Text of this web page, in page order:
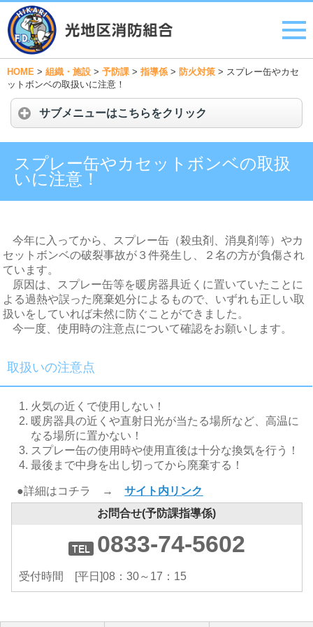
HOME > 組織・施設 > 予防課 > 指導係 > 防火対策 > スプレー缶やカセ
ットボンベの取扱いに注意！
サブメニューはこちらをクリック
スプレー缶やカセットボンベの取扱
いに注意！
今年に入ってから、スプレー缶（殺虫剤、消臭剤等）やカ
セットボンベの破裂事故が３件発生し、２名の方が負傷され
ています。
原因は、スプレー缶等を暖房器具近くに置いていたことに
よる過熱や誤った廃棄処分によるもので、いずれも正しい取
扱いをしていれば未然に防ぐことができました。
今一度、使用時の注意点について確認をお願いします。
取扱いの注意点
火気の近くで使用しない！
暖房器具の近くや直射日光が当たる場所など、高温に
なる場所に置かない！
スプレー缶の使用時や使用直後は十分な換気を行う！
最後まで中身を出し切ってから廃棄する！
●詳細はコチラ →サイト内リンク
お問合せ(予防課指導係)
0833-74-5602
受付時間 [平日]08：30～17：15